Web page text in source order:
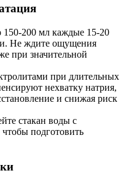
200 мл каждые 15-20
Не ждите ощущения
при значительной
при длительных
нехватку натрия,
и снижая риск
стакан воды с
подготовить